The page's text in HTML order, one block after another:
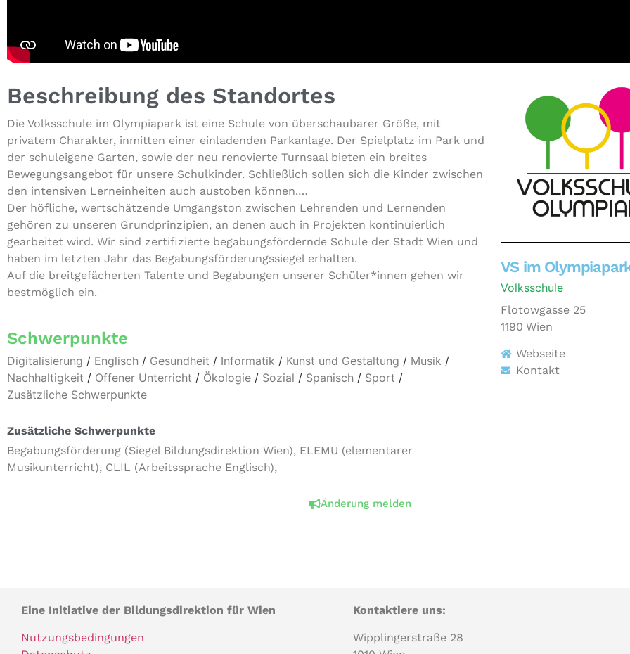
Beschreibung des Standortes
Die Volks­schu­le im Olym­pia­park ist eine Schule von über­schau­ba­rer Größe, mit
privatem Charakter, inmitten einer ein­la­den­den Park­an­la­ge. Der Spiel­platz im Park und
der schul­ei­ge­ne Garten, sowie der neu reno­vier­te Turnsaal bieten ein breites
Bewe­gungs­an­ge­bot für unsere Schul­kin­der. Schließ­lich sollen sich die Kinder zwischen
den inten­si­ven Lern­ein­hei­ten auch austoben können.…
Der höfliche, wert­schät­zen­de Umgangs­ton zwischen Lehrenden und Lernenden
gehören zu unseren Grund­prin­zi­pi­en, an denen auch in Projekten kon­ti­nu­ier­lich
gear­bei­tet wird. Wir sind zer­ti­fi­zier­te bega­bungs­för­dern­de Schule der Stadt Wien und
haben im letzten Jahr das Bega­bungs­för­de­rungs­sie­gel erhalten.
Auf die breit­ge­fä­cher­ten Talente und Bega­bun­gen unserer Schüler*innen gehen wir
best­mög­lich ein.
Schwerpunkte
Digitalisierung / Englisch / Gesundheit / Informatik / Kunst und Gestaltung / Musik /
Nachhaltigkeit / Offener Unterricht / Ökologie / Sozial / Spanisch / Sport /
Zusätzliche Schwerpunkte
Zusätzliche Schwerpunkte
Begabungsförderung (Siegel Bildungsdirektion Wien), ELEMU (elementarer
Musikunterricht), CLIL (Arbeitssprache Englisch),
VS im
Volksschule
Flotowgasse 25
1190 Wien
Webseite
Kontakt
Änderung melden
Eine Initiative der Bildungsdirektion für Wien
Nutzungsbedingungen
Kontaktiere uns:
Wipplingerstraße 28